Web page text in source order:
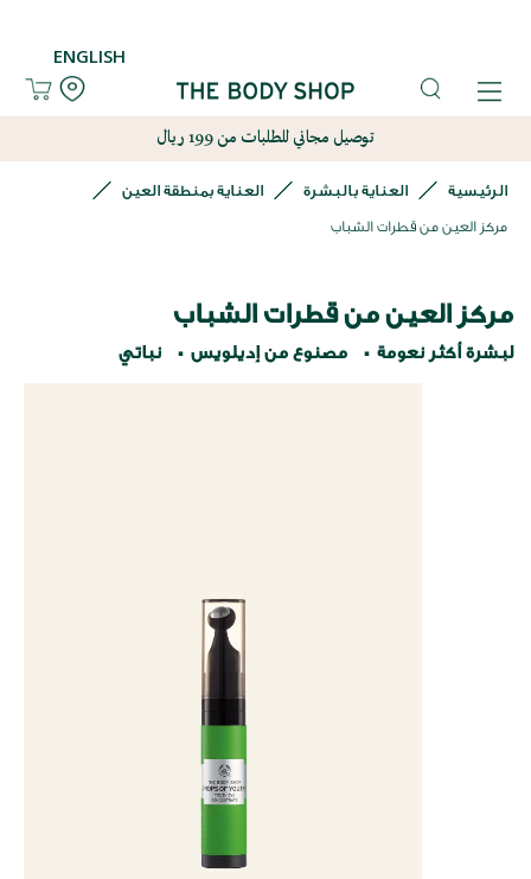
ENGLISH
توصيل مجاني للطلبات من 199 ريال
الرئيسية العناية بالبشرة العناية بمنطقة العين
مركز العين من قطرات الشباب
مركز العين من قطرات الشباب
لبشرة أكثر نعومة مصنوع من إديلويس نباتي